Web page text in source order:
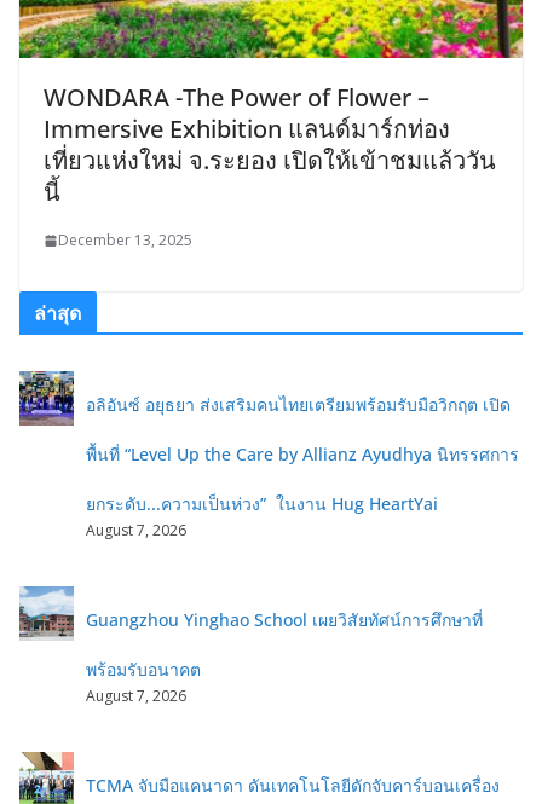
WONDARA -The Power of Flower –
Immersive Exhibition แลนด์มาร์กท่อง
เที่ยวแห่งใหม่ จ.ระยอง เปิดให้เข้าชมแล้ววัน
นี้
December 13, 2025
ล่าสุด
อลิอันซ์ อยุธยา ส่งเสริมคนไทยเตรียมพร้อมรับมือวิกฤต เปิด
พื้นที่ “Level Up the Care by Allianz Ayudhya นิทรรศการ
ยกระดับ...ความเป็นห่วง” ในงาน Hug HeartYai
August 7, 2026
Guangzhou Yinghao School เผยวิสัยทัศน์การศึกษาที่
พร้อมรับอนาคต
August 7, 2026
TCMA จับมือแคนาดา ดันเทคโนโลยีดักจับคาร์บอนเครื่อง